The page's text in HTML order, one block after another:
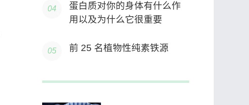
蛋白质对你的身体有什么作
用以及为什么它很重要
前 25 名植物性纯素铁源